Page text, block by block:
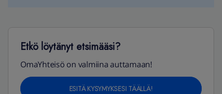
Etkö löytänyt etsimääsi?
OmaYhteisö on valmiina auttamaan!
ESITÄ KYSYMYKSESI TÄÄLLÄ!